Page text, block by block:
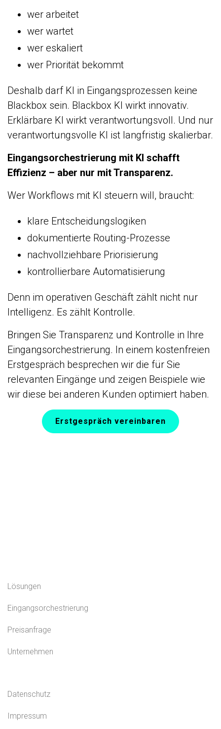
wer arbeitet
wer wartet
wer eskaliert
wer Priorität bekommt
Deshalb darf KI in Eingangsprozessen keine
Blackbox sein. Blackbox KI wirkt innovativ.
Erklärbare KI wirkt verantwortungsvoll. Und nur
verantwortungsvolle KI ist langfristig skalierbar.
Eingangsorchestrierung mit KI schafft
Effizienz – aber nur mit Transparenz.
Wer Workflows mit KI steuern will, braucht:
klare Entscheidungslogiken
dokumentierte Routing-Prozesse
nachvollziehbare Priorisierung
kontrollierbare Automatisierung
Denn im operativen Geschäft zählt nicht nur
Intelligenz. Es zählt Kontrolle.
Bringen Sie Transparenz und Kontrolle in Ihre
Eingangsorchestrierung. In einem kostenfreien
Erstgespräch besprechen wir die für Sie
relevanten Eingänge und zeigen Beispiele wie
wir diese bei anderen Kunden optimiert haben.
Erstgespräch vereinbaren
Lösungen
Eingangsorchestrierung
Preisanfrage
Unternehmen
Datenschutz
Impressum